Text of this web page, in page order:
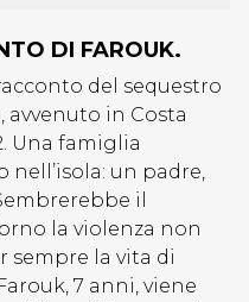
DI FAROUK.
del sequestro
avvenuto in Costa
Una famiglia
nell’isola: un padre,
il
la violenza non
sempre la vita di
7 anni, viene